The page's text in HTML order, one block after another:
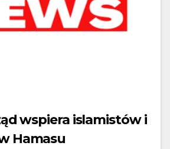
wspiera islamistów i
Hamasu